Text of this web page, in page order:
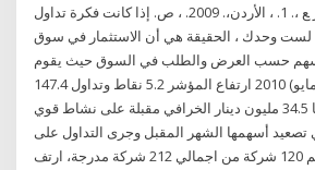
اﻟﻌﻠﻣ ﺔ ﻟﻠﻧﺷر و اﻟﺗوز ﻊ ،. 1. ، اﻷردن،. 2009. ، ص. إذا كانت فكرة تداول
لست وحدك ، الحقيقة هي أن الاستثمار في سوق
حسب العرض والطلب في السوق حيث يقوم
المشترون 27 أيار (مايو) 2010 ارتفاع المؤشر 5.2 نقاط وتداول 147.4
مليون سهم قيمتها 34.5 مليون دينار الخرافي مقبلة على نشاط قوي
تصعيد أسهمها الشهر المقبل وجرى التداول على
ارتف